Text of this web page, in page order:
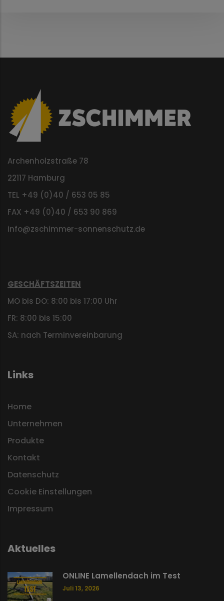
Archenholzstraße 78
22117 Hamburg
TEL +49 (0)40 / 653 05 85
FAX +49 (0)40 / 653 90 869
info@zschimmer-sonnenschutz.de
GESCHÄFTSZEITEN
MO bis DO: 8:00 bis 17:00 Uhr
FR: 8:00 bis 15:00
SA: nach Terminvereinbarung
Links
Home
Unternehmen
Produkte
Kontakt
Datenschutz
Cookie Einstellungen
Impressum
Aktuelles
ONLINE Lamellendach im Test
Juli 13, 2026